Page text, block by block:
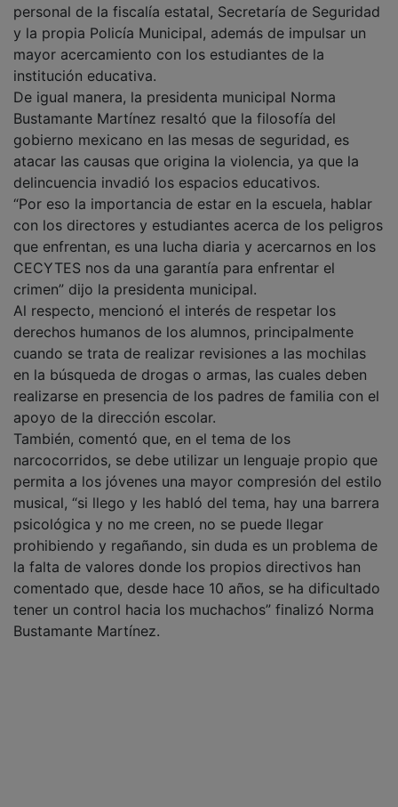
personal de la fiscalía estatal, Secretaría de Seguridad
y la propia Policía Municipal, además de impulsar un
mayor acercamiento con los estudiantes de la
institución educativa.
De igual manera, la presidenta municipal Norma
Bustamante Martínez resaltó que la filosofía del
gobierno mexicano en las mesas de seguridad, es
atacar las causas que origina la violencia, ya que la
delincuencia invadió los espacios educativos.
“Por eso la importancia de estar en la escuela, hablar
con los directores y estudiantes acerca de los peligros
que enfrentan, es una lucha diaria y acercarnos en los
CECYTES nos da una garantía para enfrentar el
crimen” dijo la presidenta municipal.
Al respecto, mencionó el interés de respetar los
derechos humanos de los alumnos, principalmente
cuando se trata de realizar revisiones a las mochilas
en la búsqueda de drogas o armas, las cuales deben
realizarse en presencia de los padres de familia con el
apoyo de la dirección escolar.
También, comentó que, en el tema de los
narcocorridos, se debe utilizar un lenguaje propio que
permita a los jóvenes una mayor compresión del estilo
musical, “si llego y les habló del tema, hay una barrera
psicológica y no me creen, no se puede llegar
prohibiendo y regañando, sin duda es un problema de
la falta de valores donde los propios directivos han
comentado que, desde hace 10 años, se ha dificultado
tener un control hacia los muchachos” finalizó Norma
Bustamante Martínez.